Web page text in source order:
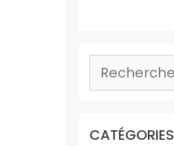
Rechercher :
CATÉGORIES